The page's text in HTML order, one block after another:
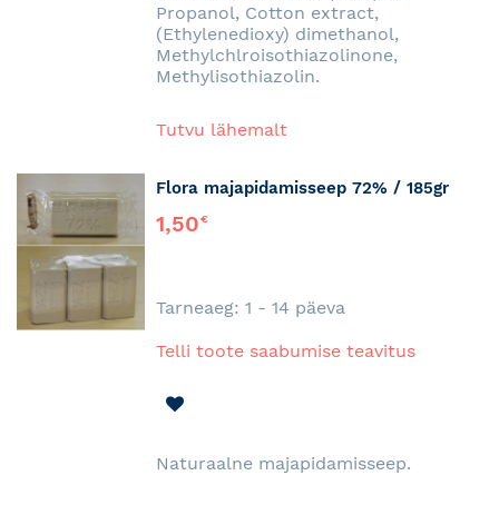
Propanol, Cotton extract,
(Ethylenedioxy) dimethanol,
Methylchlroisothiazolinone,
Methylisothiazolin.
Tutvu lähemalt
Flora majapidamisseep 72% / 185gr
1,50€
Tarneaeg: 1 - 14 päeva
Telli toote saabumise teavitus
Naturaalne majapidamisseep.